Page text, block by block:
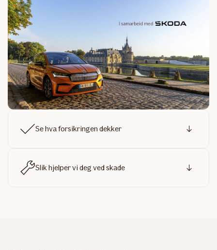
Se hva forsikringen dekker
Slik hjelper vi deg ved skade